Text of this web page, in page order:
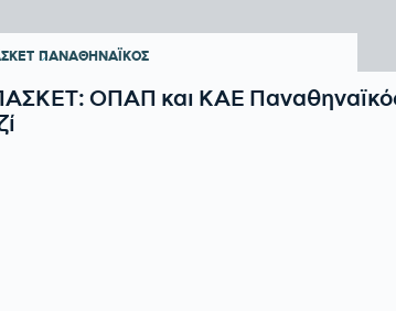
ΠΑΝΑΘΗΝΑΪΚΟΣ
ΟΠΑΠ και ΚΑΕ